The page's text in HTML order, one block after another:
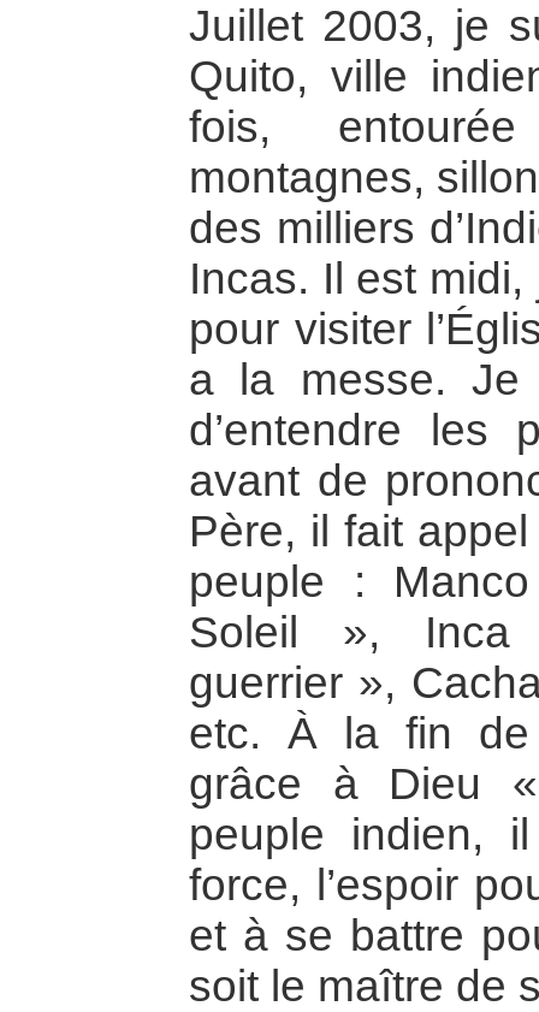
Juillet 2003, je
Quito, ville
fois,
montagnes,
des milliers
Incas. Il est midi,
pour visiter
a la messe. Je
d’entendre les
avant de
Père, il fait
peuple :
Soleil »,
guerrier »,
etc. À la fin de
grâce à Dieu
peuple indien,
force, l’espoir
et à se battre
soit le maître de